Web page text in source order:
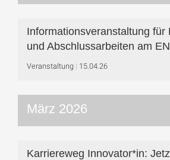
Informationsveranstaltung für
und Abschlussarbeiten am
Veranstaltung 15.04.26
März 2026
Karriereweg Innovator*in: